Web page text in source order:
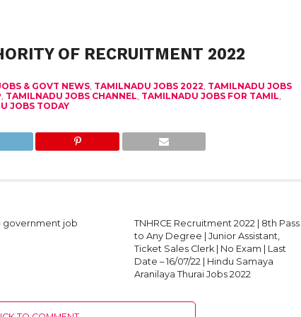
OF RECRUITMENT 2022
& GOVT NEWS, TAMILNADU JOBS 2022, TAMILNADU JOBS
, TAMILNADU JOBS CHANNEL, TAMILNADU JOBS FOR TAMIL,
JOBS TODAY
government job
TNHRCE Recruitment 2022 | 8th Pass
to Any Degree | Junior Assistant,
Ticket Sales Clerk | No Exam | Last
Date – 16/07/22 | Hindu Samaya
Aranilaya Thurai Jobs 2022